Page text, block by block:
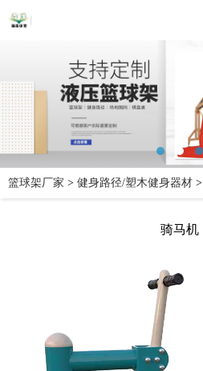
篮球架厂家 > 健身路径/塑木健身器材 >
骑马机